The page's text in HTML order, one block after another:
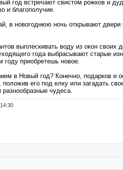
год встречают свистом рожков и
и благополучие.
в новогоднюю ночь открывают
выплескивать воду из окон
года выбрасывают старые
приобретешь новое.
в Новый год? Конечно, подарков и
его под елку или загадать
чудеса.